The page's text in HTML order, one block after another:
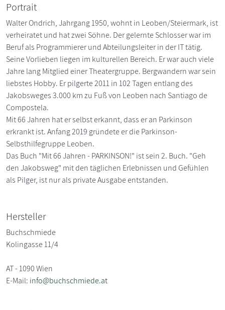
Portrait
Walter Ondrich, Jahrgang 1950, wohnt in Leoben/Steiermark, ist
verheiratet und hat zwei Söhne. Der gelernte Schlosser war im
Beruf als Programmierer und Abteilungsleiter in der IT tätig.
Seine Vorlieben liegen im kulturellen Bereich. Er war auch viele
Jahre lang Mitglied einer Theatergruppe. Bergwandern war sein
liebstes Hobby. Er pilgerte 2011 in 102 Tagen entlang des
Jakobsweges 3.000 km zu Fuß von Leoben nach Santiago de
Compostela.
Mit 66 Jahren hat er selbst erkannt, dass er an Parkinson
erkrankt ist. Anfang 2019 gründete er die Parkinson-
Selbsthilfegruppe Leoben.
Das Buch "Mit 66 Jahren - PARKINSON!" ist sein 2. Buch. "Geh
den Jakobsweg" mit den täglichen Erlebnissen und Gefühlen
als Pilger, ist nur als private Ausgabe entstanden.
Hersteller
Buchschmiede
Kolingasse 11/4
AT - 1090 Wien
E-Mail: info@buchschmiede.at